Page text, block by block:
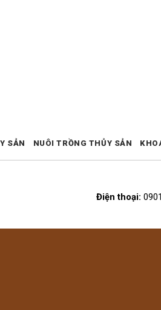
Điện thoại:
SẢN NUÔI TRỒNG THỦY SẢN